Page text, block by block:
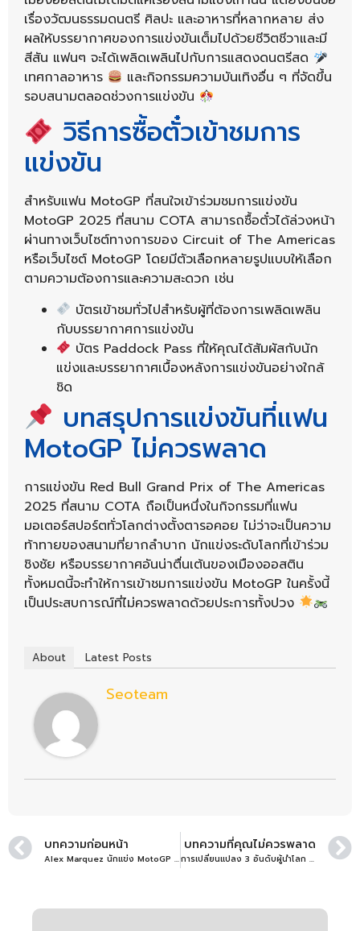
เรื่องวัฒนธรรมดนตรี ศิลปะ และอาหารที่หลากหลาย ส่ง
ผลให้บรรยากาศของการแข่งขันเต็มไปด้วยชีวิตชีวาและมี
สีสัน แฟนๆ จะได้เพลิดเพลินไปกับการแสดงดนตรีสด
เทศกาลอาหาร
และกิจกรรมความบันเทิงอื่น ๆ ที่จัดขึ้น
รอบสนามตลอดช่วงการแข่งขัน
วิธีการซื้อตั๋วเข้าชมการ
แข่งขัน
สำหรับแฟน MotoGP ที่สนใจเข้าร่วมชมการแข่งขัน
MotoGP 2025 ที่สนาม COTA สามารถซื้อตั๋วได้ล่วงหน้า
ผ่านทางเว็บไซต์ทางการของ Circuit of The Americas
หรือเว็บไซต์ MotoGP โดยมีตัวเลือกหลายรูปแบบให้เลือก
ตามความต้องการและความสะดวก เช่น
บัตรเข้าชมทั่วไปสำหรับผู้ที่ต้องการเพลิดเพลิน
กับบรรยากาศการแข่งขัน
บัตร Paddock Pass ที่ให้คุณได้สัมผัสกับนัก
แข่งและบรรยากาศเบื้องหลังการแข่งขันอย่างใกล้
ชิด
บทสรุปการแข่งขันที่แฟน
MotoGP ไม่ควรพลาด
การแข่งขัน Red Bull Grand Prix of The Americas
2025 ที่สนาม COTA ถือเป็นหนึ่งในกิจกรรมที่แฟน
มอเตอร์สปอร์ตทั่วโลกต่างตั้งตารอคอย ไม่ว่าจะเป็นความ
ท้าทายของสนามที่ยากลำบาก นักแข่งระดับโลกที่เข้าร่วม
ชิงชัย หรือบรรยากาศอันน่าตื่นเต้นของเมืองออสติน
ทั้งหมดนี้จะทำให้การเข้าชมการแข่งขัน MotoGP ในครั้งนี้
เป็นประสบการณ์ที่ไม่ควรพลาดด้วยประการทั้งปวง
About Latest Posts
Seoteam
บทความก่อนหน้า
Alex Marquez นักแข่ง MotoGP ม้าศึกของ BK8 Gresini Racing
บทความที่คุณไม่ควรพลาด
การเปลี่ยนแปลง 3 อันดับผู้นำโลก MotoGP 2025 หลังจบสนาม COTA